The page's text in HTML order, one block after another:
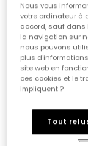
25,95 €
12,95 €
-60%
Nous vous
votre ordinateur à
accord, sauf dans
la navigation sur
nous pouvons
plus
site web en
ces cookies et le
impliquent ?
Tout